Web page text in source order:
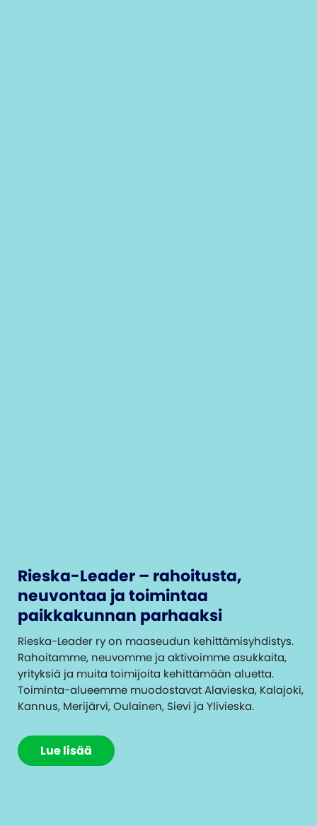
Rieska-Leader – rahoitusta,
neuvontaa ja toimintaa
paikkakunnan parhaaksi
Rieska-Leader ry on maaseudun kehittämisyhdistys.
Rahoitamme, neuvomme ja aktivoimme asukkaita,
yrityksiä ja muita toimijoita kehittämään aluetta.
Toiminta-alueemme muodostavat Alavieska, Kalajoki,
Kannus, Merijärvi, Oulainen, Sievi ja Ylivieska.
Lue lisää